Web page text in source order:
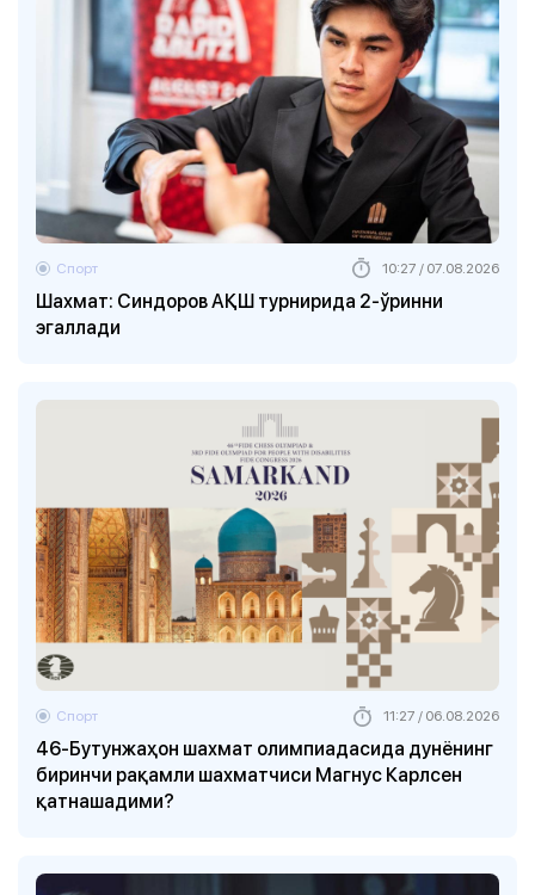
Шахмат: Синдоров АҚШ турнирида 2-ўринни
эгаллади
Спорт 10:27 / 07.08.2026
46-Бутунжаҳон шахмат олимпиадасида дунёнинг
биринчи рақамли шахматчиси Магнус Карлсен
қатнашадими?
Спорт 11:27 / 06.08.2026